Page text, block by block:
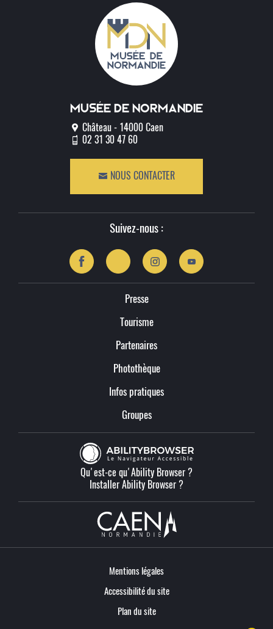
Musée de normandie
Château - 14000 Caen
02 31 30 47 60
NOUS CONTACTER
Suivez-nous :
Presse
Tourisme
Partenaires
Photothèque
Infos pratiques
Groupes
Qu'est-ce qu'Ability Browser ?
Installer Ability Browser ?
Mentions légales
Accessibilité du site
Plan du site